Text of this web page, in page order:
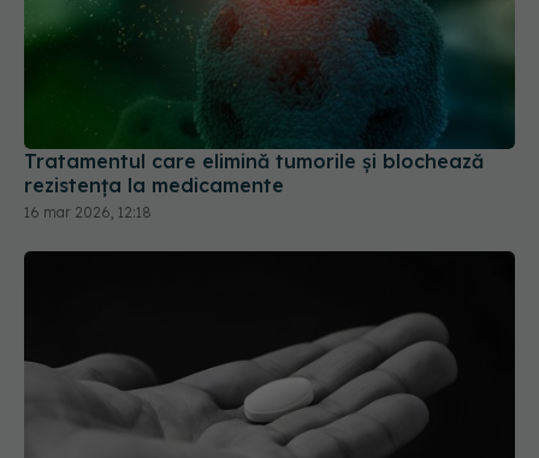
Tratamentul care elimină tumorile și blochează
rezistența la medicamente
16 mar 2026, 12:18